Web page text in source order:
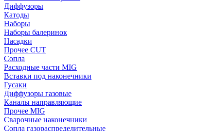
Диффузоры
Катоды
Наборы
Наборы балеринок
Насадки
Прочее CUT
Сопла
Расходные части MIG
Вставки под наконечники
Гусаки
Диффузоры газовые
Каналы направляющие
Прочее MIG
Сварочные наконечники
Сопла газораспределительные